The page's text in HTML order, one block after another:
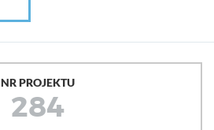
NR PROJEKTU
284